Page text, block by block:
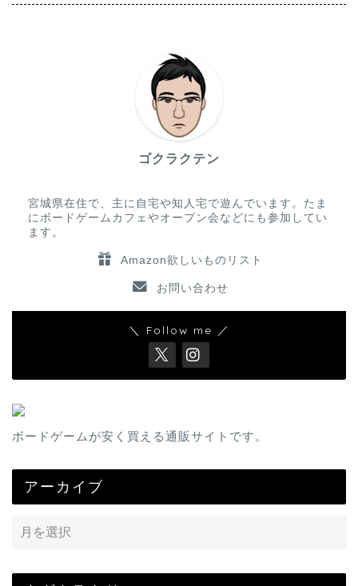
ゴクラクテン
宮城県在住で、主に自宅や知人宅で遊んでいます。たま
にボードゲームカフェやオープン会などにも参加してい
ます。
Amazon欲しいものリスト
お問い合わせ
＼ Follow me ／
ボードゲームが安く買える通販サイトです。
アーカイブ